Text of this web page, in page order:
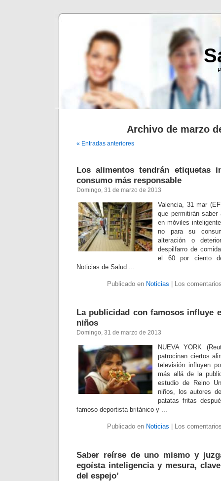
Archivo de marzo
« Entradas anteriores
Los alimentos tendrán etiquetas
consumo más responsable
Domingo, 31 de marzo de 2013
Valencia, 31 mar
que permitirán
en móviles
no para su
alteración o
despilfarro de
el 60 por ciento
Noticias de Salud ...
Publicado en Noticias Los
La publicidad con famosos influye
niños
Domingo, 31 de marzo de 2013
NUEVA YORK
patrocinan ciertos
televisión influyen
más allá de la
estudio de Reino
niños, los autores
patatas fritas
famoso deportista británico y ...
Publicado en Noticias Los
Saber reírse de uno mismo y
egoísta inteligencia y mesura,
del espejo’